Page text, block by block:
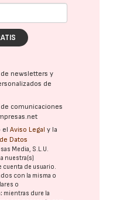
newsletters y
de
comunicaciones
elAviso Legal y la
Datos
Media, S.L.U.
nuestra(s)
de usuario.
con la misma o
o
mientras dure la